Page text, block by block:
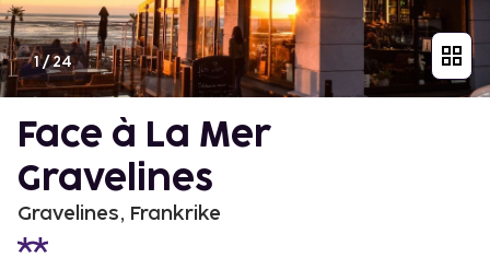
1/24
Face à La Mer
Gravelines
Gravelines, Frankrike